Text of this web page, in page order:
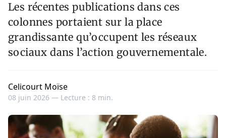
Les récentes publications dans ces
colonnes portaient sur la place
grandissante qu’occupent les réseaux
sociaux dans l’action gouvernementale.
Celicourt Moïse
08 juin 2026 — Lecture : 8 min.